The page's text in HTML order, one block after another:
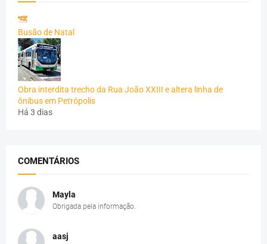
Busão de Natal
Obra interdita trecho da Rua João XXIII e altera linha de
ônibus em Petrópolis
Há 3 dias
COMENTÁRIOS
Mayla
Obrigada pela informação.
aasj